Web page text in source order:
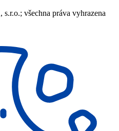
všechna práva vyhrazena